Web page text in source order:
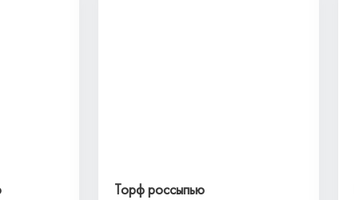
Торф россыпью